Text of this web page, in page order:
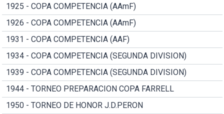
1925 - COPA COMPETENCIA (AAmF)
1926 - COPA COMPETENCIA (AAmF)
1931 - COPA COMPETENCIA (AAF)
1934 - COPA COMPETENCIA (SEGUNDA DIVISION)
1939 - COPA COMPETENCIA (SEGUNDA DIVISION)
1944 - TORNEO PREPARACION COPA FARRELL
1950 - TORNEO DE HONOR J.D.PERON